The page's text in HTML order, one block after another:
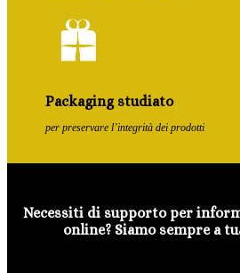
Packaging studiato
per preservare l’integrità dei prodotti
Necessiti di supporto per
online? Siamo sempre a